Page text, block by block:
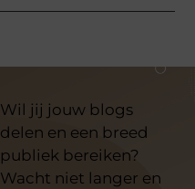
Wil jij jouw blogs
delen en een breed
publiek bereiken?
Wacht niet langer en